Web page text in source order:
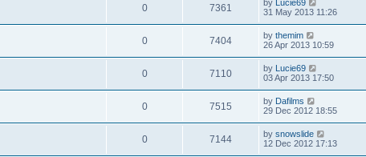
0 7361 by Lucie69
31 May 2013 11:26
0 7404 by themim
26 Apr 2013 10:59
0 7110 by Lucie69
03 Apr 2013 17:50
0 7515 by Dafilms
29 Dec 2012 18:55
0 7144 by snowslide
12 Dec 2012 17:13